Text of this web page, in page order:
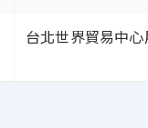
台北世界貿易中